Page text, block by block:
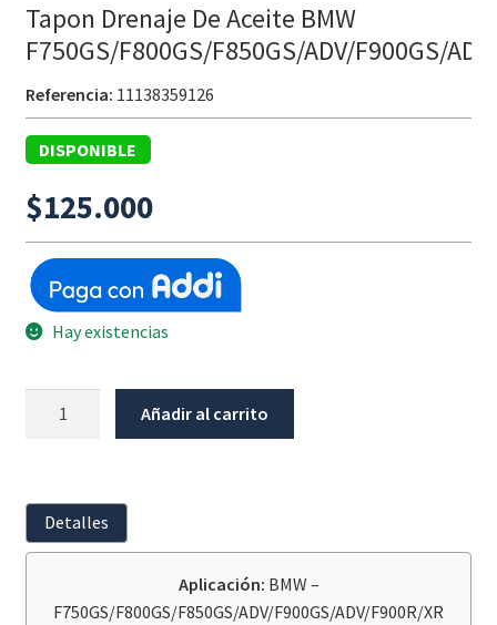
Tapon Drenaje De Aceite BMW
F750GS/F800GS/F850GS/ADV/F900GS/
Referencia: 11138359126
DISPONIBLE
$125.000
Hay existencias
BMW
F750GS/F800GS/F850GS/ADV/F900GS/ADV/F900R/XR
Añadir al carrito
Detalles
Aplicación: BMW –
F750GS/F800GS/F850GS/ADV/F900GS/ADV/F900R/XR